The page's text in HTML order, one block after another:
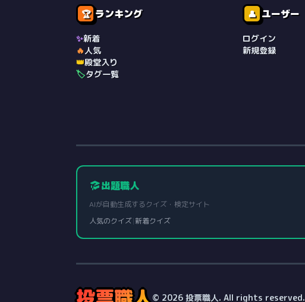
🏆 ランキング
✨新着
🔥人気
👑殿堂入り
🏷️タグ一覧
👤 ユーザー
ログイン
新規登録
出題職人
AIが自動生成するクイズ・検定サイト
人気のクイズ|新着クイズ
© 2026 投票職人. All rights reserved.